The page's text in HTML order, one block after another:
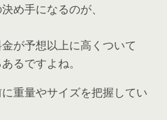
め手になるのが、
が予想以上に高くついて
るですよね。
重量やサイズを把握してい